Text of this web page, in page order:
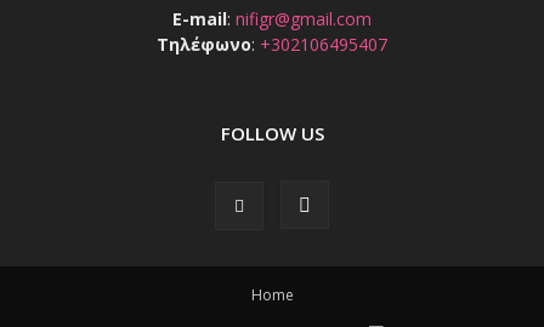
E-mail: nifigr@gmail.com
Τηλέφωνο: +302106495407
FOLLOW US
Home